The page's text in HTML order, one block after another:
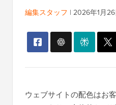
編集スタッフ | 2026年1月26
ウェブサイトの配色はお